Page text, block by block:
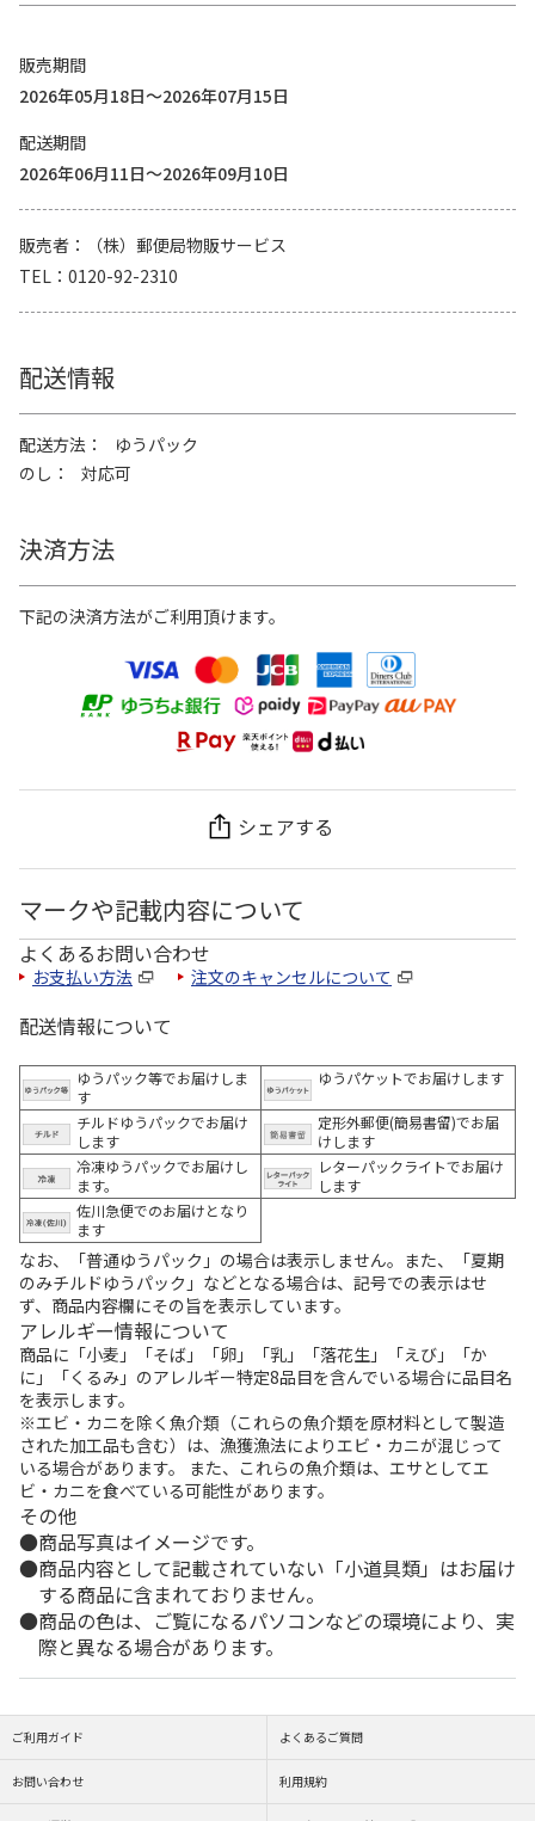
販売期間
2026年05月18日～2026年07月15日
配送期間
2026年06月11日～2026年09月10日
販売者
（株）郵便局物販サービス
TEL
0120-92-2310
配送情報
配送方法
ゆうパック
のし
対応可
決済方法
下記の決済方法がご利用頂けます。
シェアする
マークや記載内容について
よくあるお問い合わせ
お支払い方法 注文のキャンセルについて
配送情報について
ゆうパック等でお届けしま
す
ゆうパケットでお届けします
チルドゆうパックでお届け
します
定形外郵便(簡易書留)でお届
けします
冷凍ゆうパックでお届けし
ます。
レターパックライトでお届け
します
佐川急便でのお届けとなり
ます
なお、「普通ゆうパック」の場合は表示しません。また、「夏期
のみチルドゆうパック」などとなる場合は、記号での表示はせ
ず、商品内容欄にその旨を表示しています。
アレルギー情報について
商品に「小麦」「そば」「卵」「乳」「落花生」「えび」「か
に」「くるみ」のアレルギー特定8品目を含んでいる場合に品目名
を表示します。
※エビ・カニを除く魚介類（これらの魚介類を原材料として製造
された加工品も含む）は、漁獲漁法によりエビ・カニが混じって
いる場合があります。 また、これらの魚介類は、エサとしてエ
ビ・カニを食べている可能性があります。
その他
商品写真はイメージです。
商品内容として記載されていない「小道具類」はお届け
する商品に含まれておりません。
商品の色は、ご覧になるパソコンなどの環境により、実
際と異なる場合があります。
ご利用ガイド よくあるご質問
お問い合わせ 利用規約